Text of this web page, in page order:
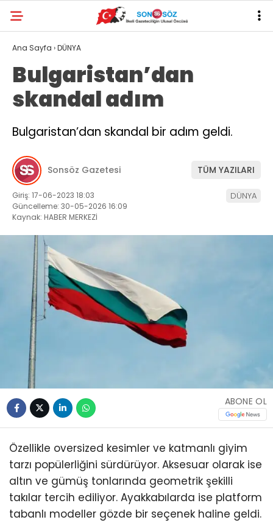
Ana Sayfa ›DÜNYA
Bulgaristan’dan
skandal adım
Bulgaristan’dan skandal bir adım geldi.
Sonsöz Gazetesi TÜM YAZILARI
Giriş: 17-06-2023 18:03
Güncelleme: 30-05-2026 16:09
Kaynak: HABER MERKEZİ
DÜNYA
ABONE OL
Özellikle oversized kesimler ve katmanlı giyim
tarzı popülerliğini sürdürüyor. Aksesuar olarak ise
altın ve gümüş tonlarında geometrik şekilli
takılar tercih ediliyor. Ayakkabılarda ise platform
tabanlı modeller gözde bir seçenek haline geldi.